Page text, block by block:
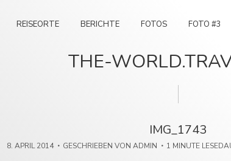
REISEORTE BERICHTE FOTOS FOTO #3
THE-
IMG_1743
8. APRIL 2014 GESCHRIEBEN VON ADMIN 1 MINUTE